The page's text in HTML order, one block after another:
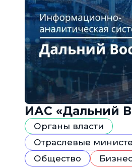
ИАС «Дальний
Органы власти
Отраслевые
Общество